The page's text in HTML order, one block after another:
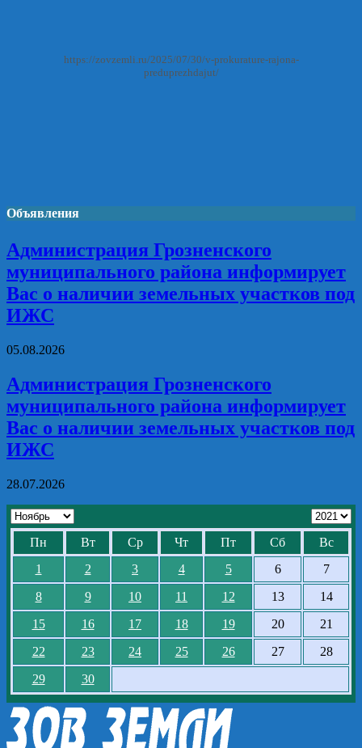
https://zovzemli.ru/2025/07/30/v-prokurature-rajona-
preduprezhdajut/
Объявления
Администрация Грозненского
муниципального района информирует
Вас о наличии земельных участков под
ИЖС
05.08.2026
Администрация Грозненского
муниципального района информирует
Вас о наличии земельных участков под
ИЖС
28.07.2026
Пн Вт Ср Чт Пт Сб
Вс
1
2 3 4 5 6
7
8
9 10 11 12 13
14
15
16 17 18 19 20
21
22
23 24 25 26 27
28
29
30